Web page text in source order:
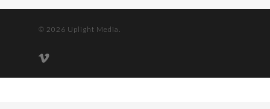
© 2026 Uplight Media.
vimeo